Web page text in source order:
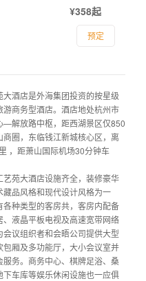
¥358起
预定
大酒店是外海集团投资的按星级
游商务型酒店。酒店地处杭州市
—解放路中枢，距西湖景区仅850
商圈，东临钱江新城核心区，离
，距萧山国际机场30分钟车
苑大酒店设施齐全，装修豪华
藏品风格和现代设计风格为一
各种类型的客房共，客房内配备
、液晶平板电视及高速宽带网络
会议组织者和会晤公司提供大型
包厢及多功能厅，大小会议室并
服务。商务中心、棋牌足浴、桑
下车库等娱乐休闲设施也一应俱